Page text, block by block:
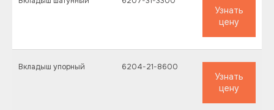
Узнать
цену
Вкладыш упорный 6204-21-8600
Узнать
цену